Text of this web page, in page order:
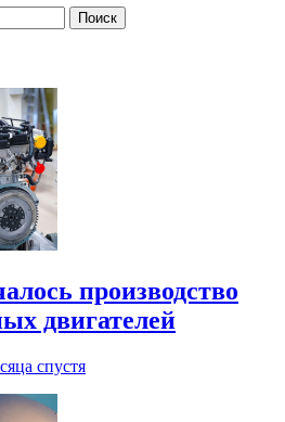
производство
двигателей
спустя